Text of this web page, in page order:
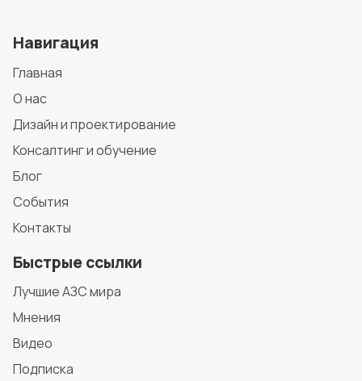
Навигация
Главная
О нас
Дизайн и проектирование
Консалтинг и обучение
Блог
События
Контакты
Быстрые ссылки
Лучшие АЗС мира
Мнения
Видео
Подписка